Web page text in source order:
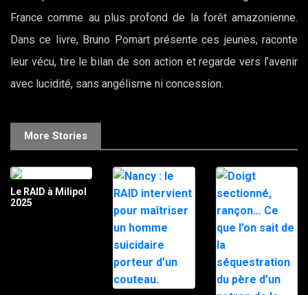
France comme au plus profond de la forêt amazonienne.
Dans ce livre, Bruno Pomart présente ces jeunes, raconte
leur vécu, tire le bilan de son action et regarde vers l’avenir
avec lucidité, sans angélisme ni concession.
More Stories
Le RAID à Milipol
2025